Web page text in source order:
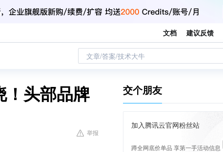
文档 建议反馈
文章/答案/技术大牛
！头部品牌
举报
交个朋友
加入腾讯云官网粉丝站
蹲全网底价单品 享第一手活动信息